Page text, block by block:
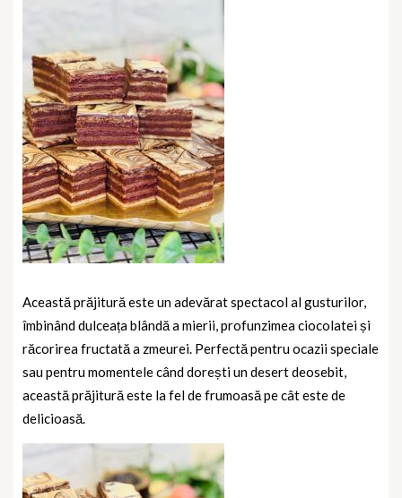
Această prăjitură este un adevărat spectacol al gusturilor,
îmbinând dulceața blândă a mierii, profunzimea ciocolatei și
răcorirea fructată a zmeurei. Perfectă pentru ocazii speciale
sau pentru momentele când dorești un desert deosebit,
această prăjitură este la fel de frumoasă pe cât este de
delicioasă.